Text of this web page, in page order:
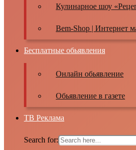
Кулинарное шоу
Bem-Shop | Интернет
Бесплатные обьявления
Онлайн обьявление
Обьявление в газете
ТВ Реклама
Search for: